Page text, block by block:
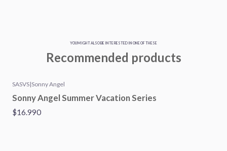
YOU MIGHT ALSO BE INTERESTED IN ONE OF THESE
Recommended products
SASVS|Sonny Angel
Sonny Angel Summer Vacation Series
$16.990